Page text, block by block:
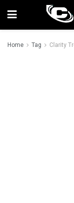
Home Tag Clarity